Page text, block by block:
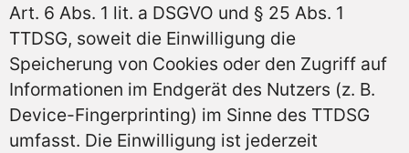
Art. 6 Abs. 1 lit. a DSGVO und § 25 Abs. 1
TTDSG, soweit die Einwilligung die
Speicherung von Cookies oder den Zugriff auf
Informationen im Endgerät des Nutzers (z. B.
Device-Fingerprinting) im Sinne des TTDSG
umfasst. Die Einwilligung ist jederzeit